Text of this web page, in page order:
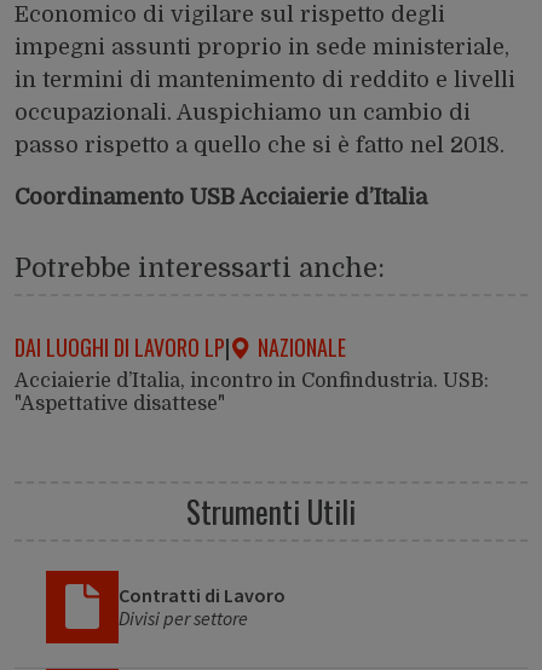
Economico di vigilare sul rispetto degli
impegni assunti proprio in sede ministeriale,
in termini di mantenimento di reddito e livelli
occupazionali. Auspichiamo un cambio di
passo rispetto a quello che si è fatto nel 2018.
Coordinamento USB Acciaierie d’Italia
Potrebbe interessarti anche:
DAI LUOGHI DI LAVORO LP| NAZIONALE
Acciaierie d’Italia, incontro in Confindustria. USB:
"Aspettative disattese"
Strumenti Utili
Contratti di Lavoro
Divisi per settore